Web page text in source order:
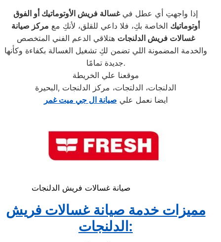
إذا واجهتِ أي عطل فيغسالة فريش الأوتوماتيك أو الفوق
أوتوماتيك الخاصة بكِ، فلا داعي للقلق، لأنكِ مع مركز صيانة
غسالات فريش الدلنجات هتلاقي الدعم الفني المتخصص
والخدمة المضمونة اللي تضمن لكِ تشغيل الغسالة بكفاءة وكأنها
جديدة تمامًا.
موقعنا علي الخريطة
الدلنجات، الدلتجات، مركز الدلنجات ,البحيرة
ايضا نعمل علي صيانة ال جي ميت غمر
صيانة غسالات فريش الدلنجات
مميزات خدمة صيانة غسالات فريش
الدلنجات: